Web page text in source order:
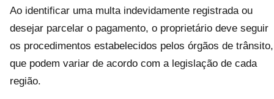
Ao identificar uma multa indevidamente registrada ou
desejar parcelar o pagamento, o proprietário deve seguir
os procedimentos estabelecidos pelos órgãos de trânsito,
que podem variar de acordo com a legislação de cada
região.